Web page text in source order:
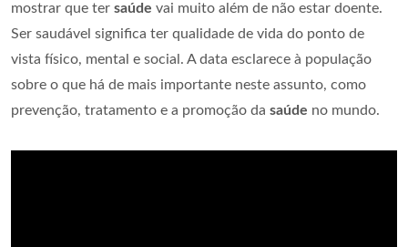
mostrar que ter saúde vai muito além de não estar doente.
Ser saudável significa ter qualidade de vida do ponto de
vista físico, mental e social. A data esclarece à população
sobre o que há de mais importante neste assunto, como
prevenção, tratamento e a promoção da saúde no mundo.